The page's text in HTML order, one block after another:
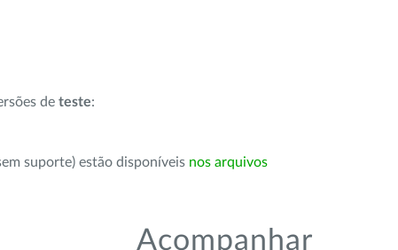
de teste:
suporte) estão disponíveis nos arquivos
Acompanhar